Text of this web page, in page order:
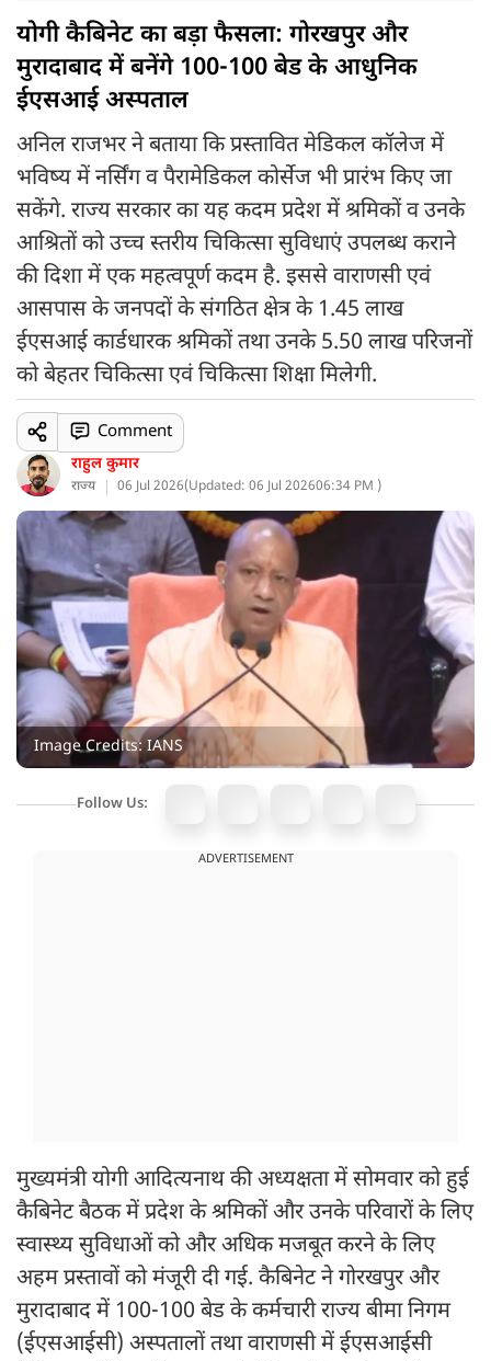
योगी कैबिनेट का बड़ा फैसला: गोरखपुर और
मुरादाबाद में बनेंगे 100-100 बेड के आधुनिक
ईएसआई अस्पताल
अनिल राजभर ने बताया कि प्रस्तावित मेडिकल कॉलेज में
भविष्य में नर्सिंग व पैरामेडिकल कोर्सेज भी प्रारंभ किए जा
सकेंगे. राज्य सरकार का यह कदम प्रदेश में श्रमिकों व उनके
आश्रितों को उच्च स्तरीय चिकित्सा सुविधाएं उपलब्ध कराने
की दिशा में एक महत्वपूर्ण कदम है. इससे वाराणसी एवं
आसपास के जनपदों के संगठित क्षेत्र के 1.45 लाख
ईएसआई कार्डधारक श्रमिकों तथा उनके 5.50 लाख परिजनों
को बेहतर चिकित्सा एवं चिकित्सा शिक्षा मिलेगी.
राहुल कुमार
राज्य 06 Jul 2026(Updated: 06 Jul 202606:34 PM )
Comment
Image Credits: IANS
Follow Us:
ADVERTISEMENT
मुख्यमंत्री योगी आदित्यनाथ की अध्यक्षता में सोमवार को हुई
कैबिनेट बैठक में प्रदेश के श्रमिकों और उनके परिवारों के लिए
स्वास्थ्य सुविधाओं को और अधिक मजबूत करने के लिए
अहम प्रस्तावों को मंजूरी दी गई. कैबिनेट ने गोरखपुर और
मुरादाबाद में 100-100 बेड के कर्मचारी राज्य बीमा निगम
(ईएसआईसी) अस्पतालों तथा वाराणसी में ईएसआईसी